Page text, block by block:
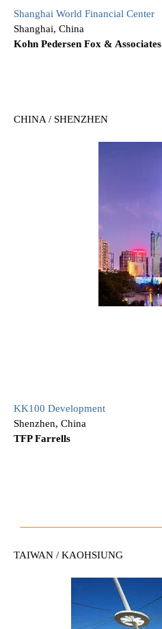
Shanghai World Financial Center
Shanghai, China
Kohn Pedersen Fox & Associates
CHINA / SHENZHEN
KK100 Development
Shenzhen, China
TFP Farrells
TAIWAN / KAOHSIUNG